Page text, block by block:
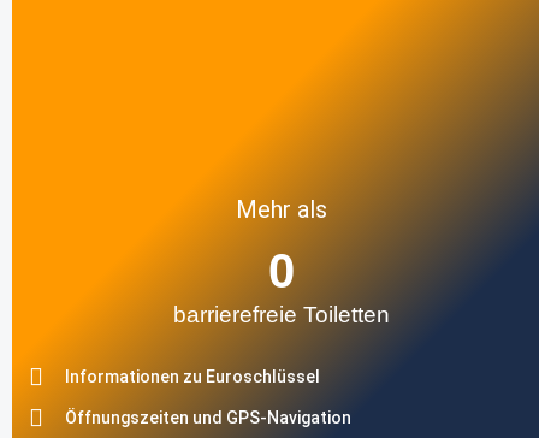
Mehr als
barrierefreie Toiletten
0
Informationen zu Euroschlüssel
Öffnungszeiten und GPS-Navigation